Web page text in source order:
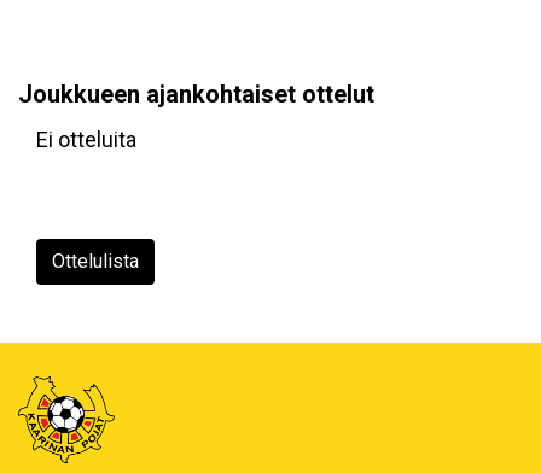
Joukkueen ajankohtaiset ottelut
Ei otteluita
Ottelulista